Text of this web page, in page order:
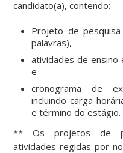
candidato(a), contendo:
Projeto de
palavras),
atividades de ensino
e
cronograma de
incluindo carga
e término do estágio.
** Os projetos de
atividades regidas por